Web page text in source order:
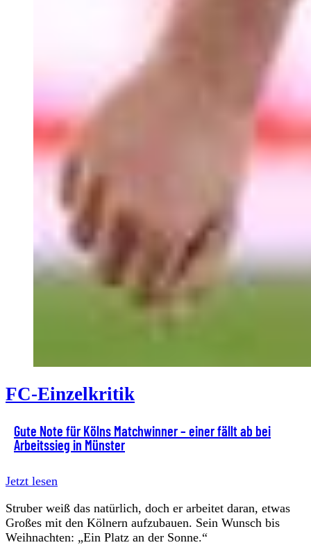
FC-Einzelkritik
Gute Note für Kölns Matchwinner – einer fällt ab bei
Arbeitssieg in Münster
Jetzt lesen
Struber weiß das natürlich, doch er arbeitet daran, etwas
Großes mit den Kölnern aufzubauen. Sein Wunsch bis
Weihnachten: „Ein Platz an der Sonne.“